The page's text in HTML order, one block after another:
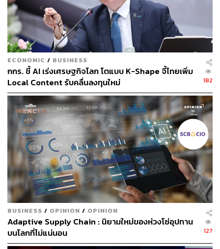
เป็น AI ที่มีราคาต่ำกว่าคู่แข่งจากสหรัฐฯ อย่างมาก โดย ทิม
คุก แสดงความเห็นว่า การมีนวัตกรรมที่ช่วยเพิ่ม
ประสิทธิภาพถือเป็นสิ่งที่ดีในอุตสาหกรรม
ภาพ:Wongsakorn 2468 / Shutterstock
อ้างอิง:
https://asia.nikkei.com/Business/Technology/Apple-s
-China-woes-drag-down-overall-iPhone-sales
https://www.ft.com/content/049330d3-e4ad-44e4-807
9-2fe8b84852f9
สามารถติดตาม THE STANDARD WEALTH
ผ่านแอปพลิเคชันต่างๆ ที่คุณสะดวกหรือใช้งานอยู่แล้วได้เลย
TAGS: iPhone 16
Apple Intelligence
ปัญญาประดิษฐ์ (Artificial intelligence - AI)
Apple
Tim Cook
ECONOMIC / BUSINESS
กกร. ชี้ AI เร่งเศรษฐกิจโลก โตแบบ K-Shape จี้ไทยเพิ่ม
Local Content รับคลื่นลงทุนใหม่
182
BUSINESS / OPINION / OPINION
Adaptive Supply Chain : นิยามใหม่ของห่วงโซ่อุปทาน
บนโลกที่ไม่แน่นอน
127